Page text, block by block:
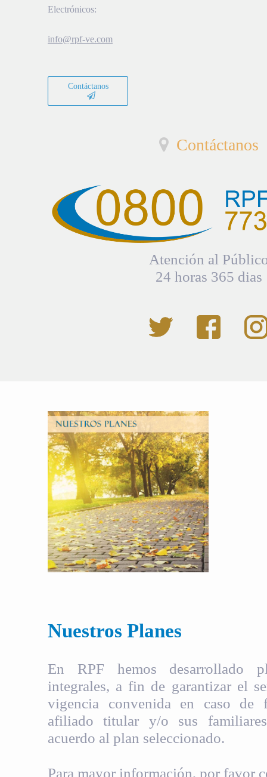
Electrónicos:
info@rpf-ve.com
Contáctanos
Contáctanos
Atención al
24 horas 365 dias
Nuestros Planes
En RPF hemos desarrollado
integrales, a fin de garantizar el
vigencia convenida en caso de
afiliado titular y/o sus
acuerdo al plan seleccionado.
Para mayor información, por favor